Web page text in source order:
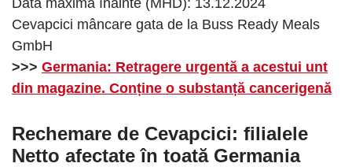
Cevapcici mâncare gata de la Buss Ready Meals
GmbH
>>> Germania: Retragere urgentă a acestui unt
din magazine. Conține o substanță cancerigenă
Rechemare de Cevapcici: filialele
Netto afectate în toată Germania